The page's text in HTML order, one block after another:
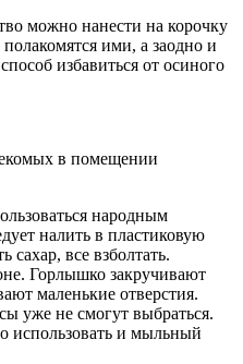
можно нанести на корочку
ими, а заодно и
избавиться от осиного
в помещении
народным
налить в пластиковую
сахар, все взболтать.
Горлышко закручивают
маленькие отверстия.
уже не смогут выбраться.
использовать и мыльный